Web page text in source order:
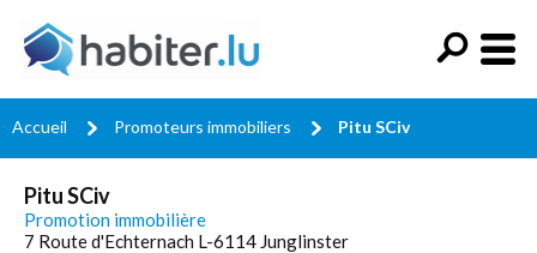
Accueil Promoteurs immobiliers Pitu SCiv
Pitu SCiv
Promotion immobilière
7 Route d'Echternach L-6114 Junglinster